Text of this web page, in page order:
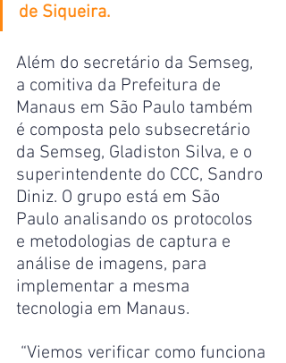
de Siqueira.
Além do secretário da Semseg,
a comitiva da Prefeitura de
Manaus em São Paulo também
é composta pelo subsecretário
da Semseg, Gladiston Silva, e o
superintendente do CCC, Sandro
Diniz. O grupo está em São
Paulo analisando os protocolos
e metodologias de captura e
análise de imagens, para
implementar a mesma
tecnologia em Manaus.